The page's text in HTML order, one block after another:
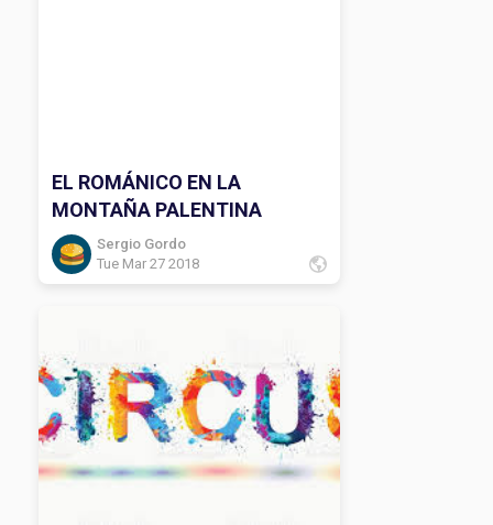
EL ROMÁNICO EN LA
MONTAÑA PALENTINA
Sergio Gordo
Tue Mar 27 2018